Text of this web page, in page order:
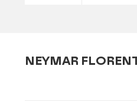
NEYMAR